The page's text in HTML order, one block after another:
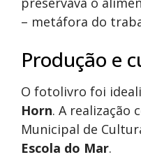
– metáfora do
Produção e
O fotolivro foi
Horn. A realização
Municipal de
Escola do Mar.